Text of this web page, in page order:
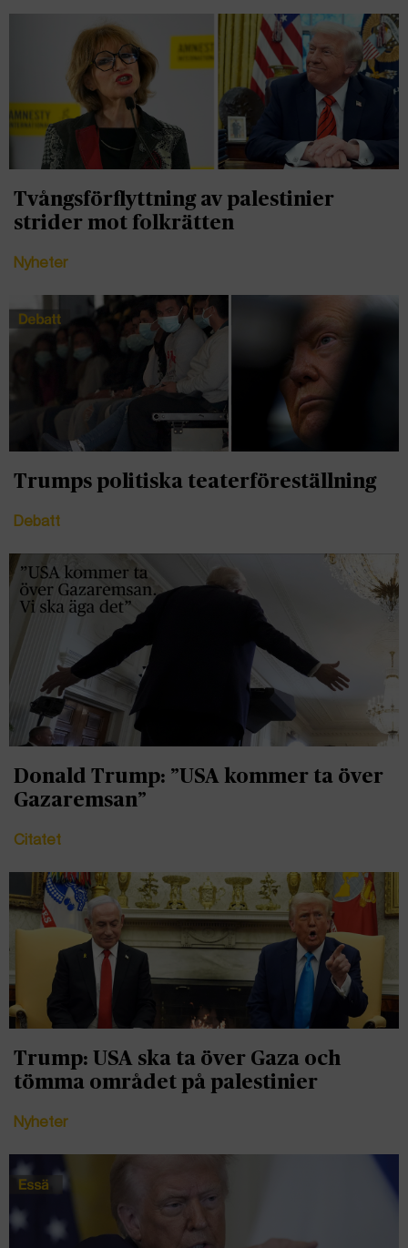
Tvångsförflyttning av palestinier
strider mot folkrätten
Nyheter
Trumps politiska teaterföreställning
Debatt
Donald Trump: ”USA kommer ta över
Gazaremsan”
Citatet
Trump: USA ska ta över Gaza och
tömma området på palestinier
Nyheter